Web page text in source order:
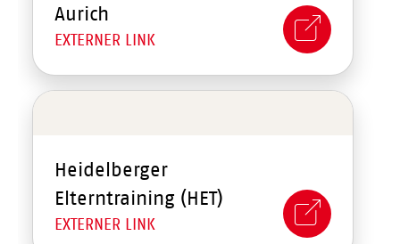
Aurich
EXTERNER LINK
Heidelberger
Elterntraining (HET)
EXTERNER LINK